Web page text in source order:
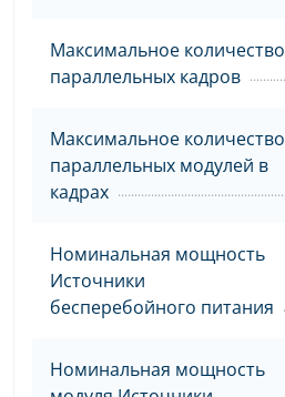
Максимальное количество
параллельных кадров
Максимальное количество
параллельных модулей в
кадрах
Номинальная мощность
Источники
бесперебойного питания
Номинальная мощность